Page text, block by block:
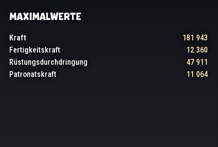
MAXIMALWERTE
Kraft
181 943
Fertigkeitskraft
12 360
Rüstungsdurchdringung
47 911
Patronatskraft
11 064